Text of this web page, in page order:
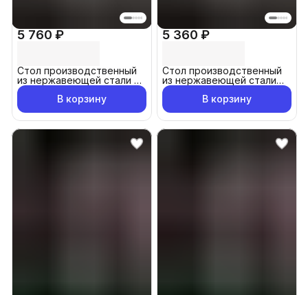
5 760 ₽
Стол производственный
из нержавеющей стали с
бортом 100x60см
В корзину
5 360 ₽
Стол производственный
из нержавеющей стали
80x60 см
В корзину